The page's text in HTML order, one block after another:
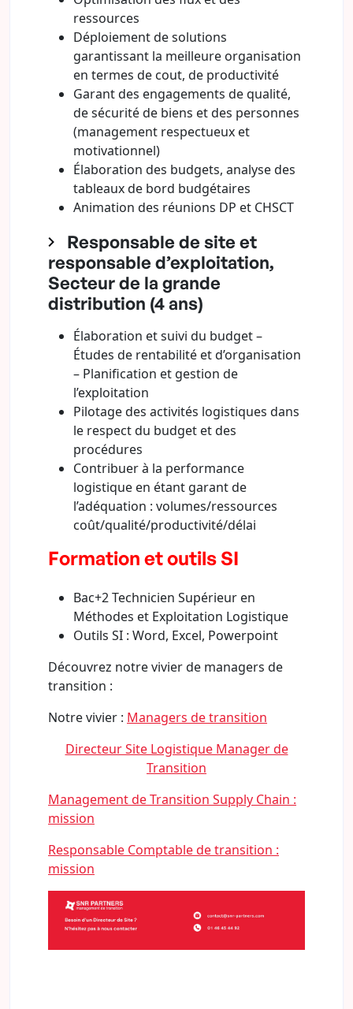
ressources
Déploiement de solutions
garantissant la meilleure organisation
en termes de cout, de productivité
Garant des engagements de qualité,
de sécurité de biens et des personnes
(management respectueux et
motivationnel)
Élaboration des budgets, analyse des
tableaux de bord budgétaires
Animation des réunions DP et CHSCT
Responsable de site et
responsable d’exploitation,
Secteur de la grande
distribution (4 ans)
Élaboration et suivi du budget –
Études de rentabilité et d’organisation
– Planification et gestion de
l’exploitation
Pilotage des activités logistiques dans
le respect du budget et des
procédures
Contribuer à la performance
logistique en étant garant de
l’adéquation : volumes/ressources
coût/qualité/productivité/délai
Formation et outils SI
Bac+2 Technicien Supérieur en
Méthodes et Exploitation Logistique
Outils SI : Word, Excel, Powerpoint
Découvrez notre vivier de managers de
transition :
Notre vivier : Managers de transition
Directeur Site Logistique Manager de
Transition
Management de Transition Supply Chain :
mission
Responsable Comptable de transition :
mission